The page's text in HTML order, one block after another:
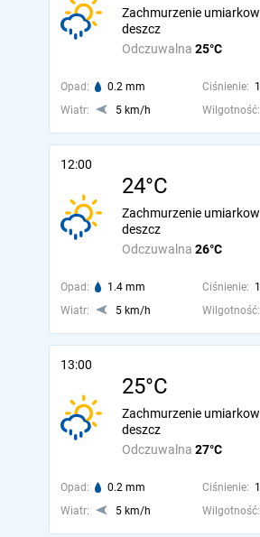
Odczuwalna 25°C
Zachmurzenie
deszcz
Opad: 0.2 mm Ciśnienie:
Wiatr:
5 km/h Wilgotność:
12:00
24°C
Odczuwalna 26°C
Zachmurzenie
deszcz
Opad: 1.4 mm Ciśnienie:
Wiatr:
5 km/h Wilgotność:
13:00
25°C
Odczuwalna 27°C
Zachmurzenie
deszcz
Opad: 0.2 mm Ciśnienie:
Wiatr:
5 km/h Wilgotność: